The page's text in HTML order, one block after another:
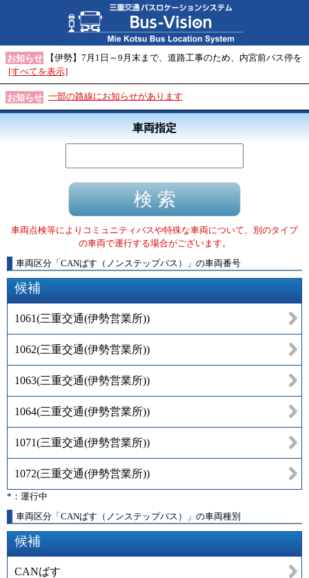
お知らせ
【伊勢】7月1日～9月末まで、道路工事のため、内宮前バス停を
[すべてを表示]
お知らせ 一部の路線にお知らせがあります
車両指定
車両点検等によりコミュニティバスや特殊な車両について、別のタイプ
の車両で運行する場合がございます。
車両区分 「 CANばす（ノンステップバス） 」 の車両番号
候補
1061(三重交通(伊勢営業所))
1062(三重交通(伊勢営業所))
1063(三重交通(伊勢営業所))
1064(三重交通(伊勢営業所))
1071(三重交通(伊勢営業所))
1072(三重交通(伊勢営業所))
*：運行中
車両区分「CANばす（ノンステップバス）」の車両種別
候補
CANばす